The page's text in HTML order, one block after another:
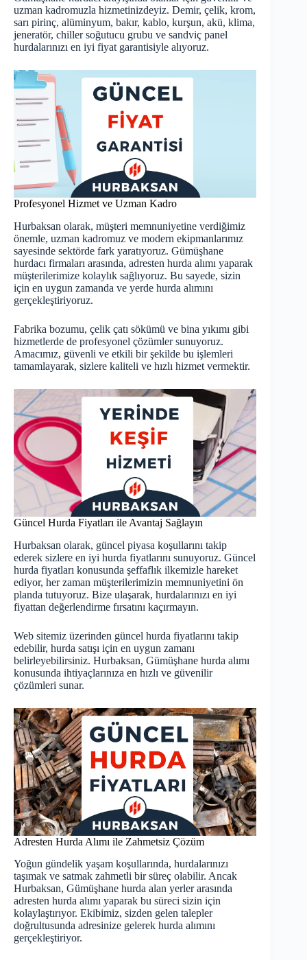
uzman kadromuzla hizmetinizdeyiz. Demir, çelik, krom,
sarı pirinç, alüminyum, bakır, kablo, kurşun, akü, klima,
jeneratör, chiller soğutucu grubu ve sandviç panel
hurdalarınızı en iyi fiyat garantisiyle alıyoruz.
Profesyonel Hizmet ve Uzman Kadro
Hurbaksan olarak, müşteri memnuniyetine verdiğimiz
önemle, uzman kadromuz ve modern ekipmanlarımız
sayesinde sektörde fark yaratıyoruz. Gümüşhane
hurdacı firmaları arasında, adresten hurda alımı yaparak
müşterilerimize kolaylık sağlıyoruz. Bu sayede, sizin
için en uygun zamanda ve yerde hurda alımını
gerçekleştiriyoruz.
Fabrika bozumu, çelik çatı sökümü ve bina yıkımı gibi
hizmetlerde de profesyonel çözümler sunuyoruz.
Amacımız, güvenli ve etkili bir şekilde bu işlemleri
tamamlayarak, sizlere kaliteli ve hızlı hizmet vermektir.
Güncel Hurda Fiyatları ile Avantaj Sağlayın
Hurbaksan olarak, güncel piyasa koşullarını takip
ederek sizlere en iyi hurda fiyatlarını sunuyoruz. Güncel
hurda fiyatları konusunda şeffaflık ilkemizle hareket
ediyor, her zaman müşterilerimizin memnuniyetini ön
planda tutuyoruz. Bize ulaşarak, hurdalarınızı en iyi
fiyattan değerlendirme fırsatını kaçırmayın.
Web sitemiz üzerinden güncel hurda fiyatlarını takip
edebilir, hurda satışı için en uygun zamanı
belirleyebilirsiniz. Hurbaksan, Gümüşhane hurda alımı
konusunda ihtiyaçlarınıza en hızlı ve güvenilir
çözümleri sunar.
Adresten Hurda Alımı ile Zahmetsiz Çözüm
Yoğun gündelik yaşam koşullarında, hurdalarınızı
taşımak ve satmak zahmetli bir süreç olabilir. Ancak
Hurbaksan, Gümüşhane hurda alan yerlerarasında
adresten hurda alımı yaparak bu süreci sizin için
kolaylaştırıyor. Ekibimiz, sizden gelen talepler
doğrultusunda adresinize gelerek hurda alımını
gerçekleştiriyor.